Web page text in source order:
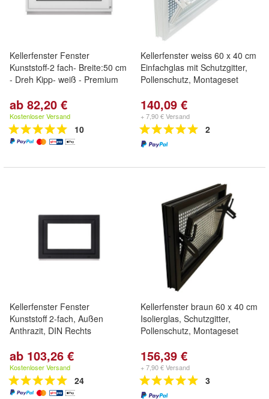
Kellerfenster Fenster
Kunststoff-2 fach- Breite:50 cm
- Dreh Kipp- weiß - Premium
ab 82,20 €
Kostenloser Versand
10
Kellerfenster weiss 60 x 40 cm
Einfachglas mit Schutzgitter,
Pollenschutz, Montageset
140,09 €
+ 7,90 € Versand
2
Kellerfenster Fenster
Kunststoff 2-fach, Außen
Anthrazit, DIN Rechts
ab 103,26 €
Kostenloser Versand
24
Kellerfenster braun 60 x 40 cm
Isolierglas, Schutzgitter,
Pollenschutz, Montageset
156,39 €
+ 7,90 € Versand
3